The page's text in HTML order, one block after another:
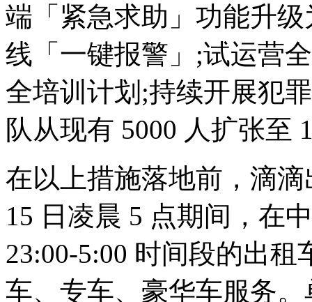
端「紧急求助」功能升
线「一键报警」;试运营
全培训计划;持续开展犯
队从现有 5000 人扩张至
在以上措施落地前，滴
15 日凌晨 5 点期间，在
23:00-5:00 时间段的出
车、专车、豪华车服务